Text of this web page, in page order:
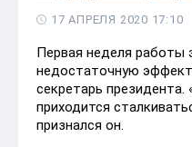
17 АПРЕЛЯ 2020 17:10
Первая неделя работы
недостаточную
секретарь
приходится
признался он.